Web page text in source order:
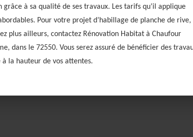
grâce à sa qualité de ses travaux. Les tarifs qu’il applique
Pour votre projet d’habillage de planche de rive,
plus ailleurs, contactez Rénovation Habitat à Chaufour
dans le 72550. Vous serez assuré de bénéficier des
la hauteur de vos attentes.